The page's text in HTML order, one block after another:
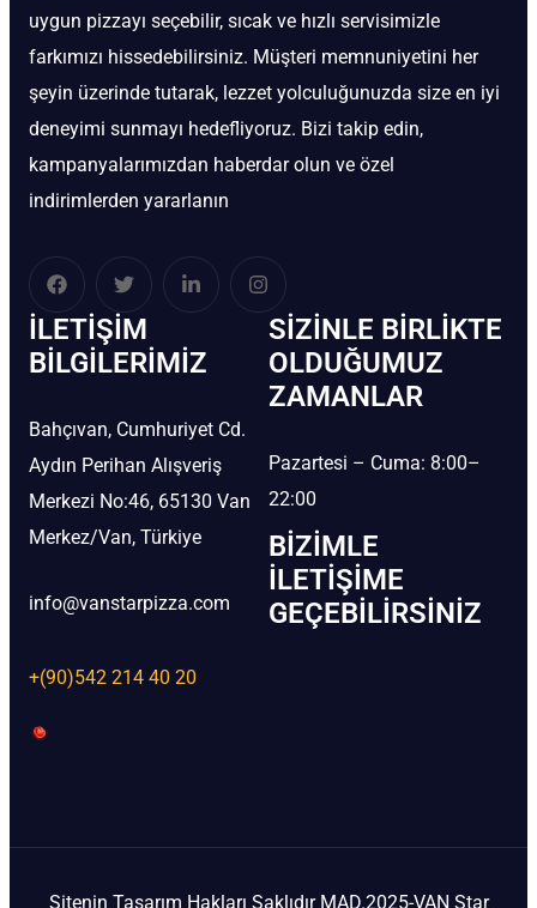
uygun pizzayı seçebilir, sıcak ve hızlı servisimizle
farkımızı hissedebilirsiniz. Müşteri memnuniyetini her
şeyin üzerinde tutarak, lezzet yolculuğunuzda size en iyi
deneyimi sunmayı hedefliyoruz. Bizi takip edin,
kampanyalarımızdan haberdar olun ve özel
indirimlerden yararlanın
İLETIŞIM
BİLGILERIMIZ
Bahçıvan, Cumhuriyet Cd.
Aydın Perihan Alışveriş
Merkezi No:46, 65130 Van
Merkez/Van, Türkiye
info@vanstarpizza.com
+(90)542 214 40 20
SIZINLE BIRLIKTE
OLDUĞUMUZ
ZAMANLAR
Pazartesi – Cuma: 8:00–
22:00
BIZIMLE
İLETIŞIME
GEÇEBILIRSINIZ
Sitenin Tasarım Hakları Saklıdır MAD.2025-VAN Star